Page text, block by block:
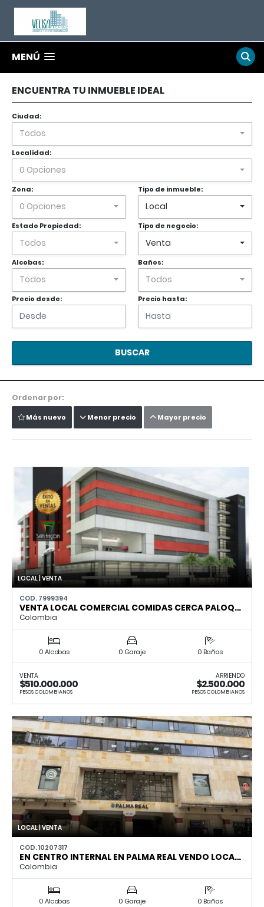
MENÚ
ENCUENTRA TU INMUEBLE IDEAL
Ciudad:
Todos
Localidad:
0 Opciones
Zona:
0 Opciones
Tipo de inmueble:
Local
Estado Propiedad:
Todos
Tipo de negocio:
Venta
Alcobas:
Todos
Baños:
Todos
Precio desde: Precio hasta:
BUSCAR
Ordenar por:
Más nuevo Menor precio Mayor precio
LOCAL | VENTA
COD. 7999394
VENTA LOCAL COMERCIAL COMIDAS CERCA PALOQ…
Colombia
0 Alcobas 0 Garaje 0 Baños
VENTA
$510.000.000
PESOS COLOMBIANOS
ARRIENDO
$2.500.000
PESOS COLOMBIANOS
LOCAL | VENTA
COD. 10207317
EN CENTRO INTERNAL EN PALMA REAL VENDO LOCA…
Colombia
0 Alcobas 0 Garaje 0 Baños